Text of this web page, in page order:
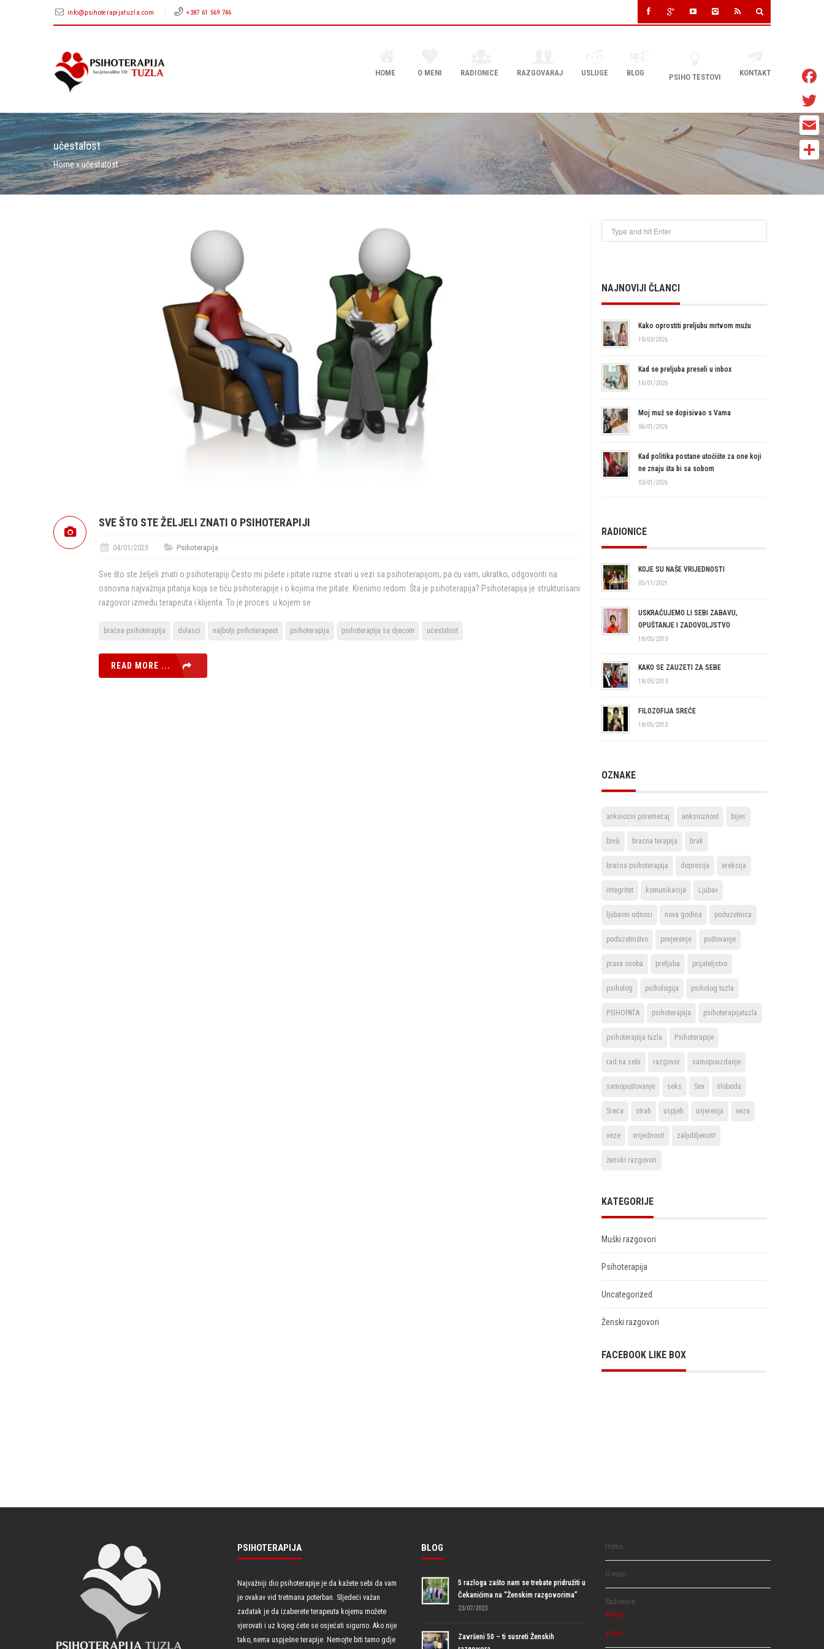
info@psihoterapijatuzla.com +387 61 569 746
HOME O MENI RADIONICE RAZGOVARAJ USLUGE BLOG PSIHO TESTOVI KONTAKT
učestalost
Home»učestalost
SVE ŠTO STE ŽELJELI ZNATI O PSIHOTERAPIJI
04/01/2023 Psihoterapija
Sve što ste željeli znati o psihoterapiji Često mi pišete i pitate razne stvari u vezi sa psihoterapijom, pa ću vam, ukratko, odgovoriti na
osnovna najvažnija pitanja koja se tiču psihoterapije i o kojima me pitate. Krenimo redom. Šta je psihoterapija? Psihoterapija je strukturisani
razgovor između terapeuta i klijenta. To je proces u kojem se
bračna psihoterapija dolasci najbolji psihoterapeut psihoterapija psihoterapija sa djecom učestalost
READ MORE ...
NAJNOVIJI ČLANCI
Kako oprostiti preljubu mrtvom mužu
10/03/2026
Kad se preljuba preseli u inbox
16/01/2026
Moj muž se dopisivao s Vama
06/01/2026
Kad politika postane utočište za one koji
ne znaju šta bi sa sobom
03/01/2026
RADIONICE
KOJE SU NAŠE VRIJEDNOSTI
05/11/2021
USKRAĆUJEMO LI SEBI ZABAVU,
OPUŠTANJE I ZADOVOLJSTVO
18/05/2013
KAKO SE ZAUZETI ZA SEBE
18/05/2013
FILOZOFIJA SREĆE
18/05/2013
OZNAKE
anksiozni poremećaj anksioznost bijes
bivši bracna terapija brak
bračna psihoterapija depresija erekcija
integritet komunikacija Ljubav
ljubavni odnosi nova godina poduzetnica
poduzetništvo povjerenje poštovanje
prava osoba preljuba prijateljstvo
psiholog psihologija psiholog tuzla
PSIHOPATA psihoterapija psihoterapijatuzla
psihoterapija tuzla Psihoterapije
rad na sebi razgovor samopouzdanje
samopoštovanje seks Sex sloboda
Sreća strah uspjeh uvjerenja veza
veze vrijednosti zaljubljenost
ženski razgovori
KATEGORIJE
Muški razgovori
Psihoterapija
Uncategorized
Ženski razgovori
FACEBOOK LIKE BOX
PSIHOTERAPIJA
Najvažniji dio psihoterapije je da kažete sebi da vam
je ovakav vid tretmana poterban. Sljedeći važan
zadatak je da izaberete terapeuta kojemu možete
vjerovati i uz kojeg ćete se osjećati sigurno. Ako nije
tako, nema uspješne terapije. Nemojte biti tamo gdje
BLOG
5 razloga zašto nam se trebate pridružiti u
Čekanićima na “Ženskim razgovorima”
23/07/2023
Završeni 50 – ti susreti Ženskih
Home
O meni
Radionice
Knjige
Video
Twitter
Email
Share